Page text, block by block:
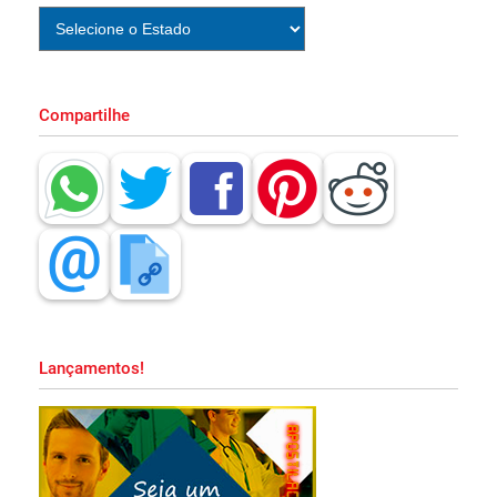
PDF Download!
e PDF Download!
Apostila CBM MA 2026 PDF Grátis Curso
Online!
Apostila Prefeitura de Embu das Artes SP
Apostila SAPE SC 2026 PDF Download
Grátis Curso Online!
Compartilhe
Lançamentos!